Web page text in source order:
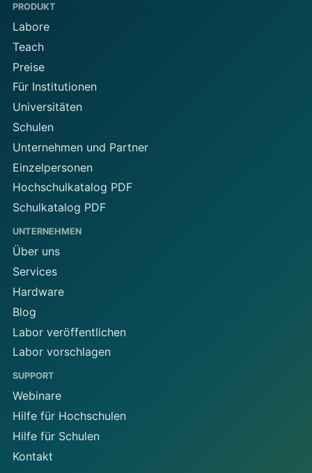
PRODUKT
Labore
Teach
Preise
Für Institutionen
Universitäten
Schulen
Unternehmen und Partner
Einzelpersonen
Hochschulkatalog PDF
Schulkatalog PDF
UNTERNEHMEN
Über uns
Services
Hardware
Blog
Labor veröffentlichen
Labor vorschlagen
SUPPORT
Webinare
Hilfe für Hochschulen
Hilfe für Schulen
Kontakt